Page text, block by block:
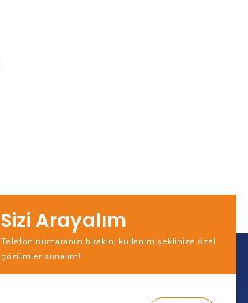
Sizi Arayalım
Telefon numaranızı bırakın, kullanım şeklinize özel
çözümler sunalım!